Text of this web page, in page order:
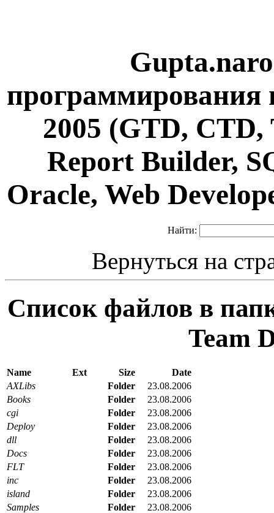
программирования
2005 (GTD,
Report Builder,
Oracle, Web
Найти:
Вернуться на
Список файлов в
Team
Name Ext Size
Date
AXLibs
Folder
23.08.2006
Books
Folder
23.08.2006
cgi
Folder
23.08.2006
Deploy
Folder
23.08.2006
dll
Folder
23.08.2006
Docs
Folder
23.08.2006
FLT
Folder
23.08.2006
inc
Folder
23.08.2006
island
Folder
23.08.2006
Samples
Folder
23.08.2006